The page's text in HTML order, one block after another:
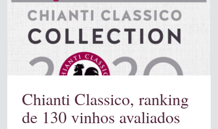
Chianti Classico, ranking
de 130 vinhos avaliados